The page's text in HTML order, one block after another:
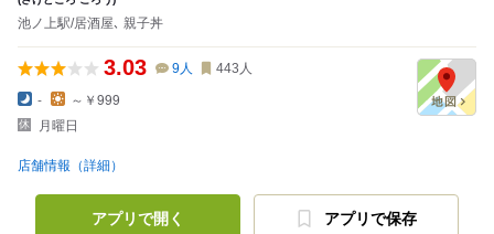
池ノ上駅/居酒屋､ 親子丼
3.03 9人 443 人
-
～￥999
月曜日
店舗情報（詳細）
アプリで開く アプリで保存